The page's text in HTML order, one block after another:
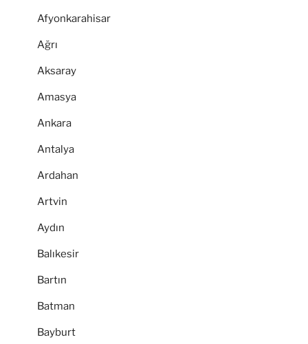
Afyonkarahisar
Ağrı
Aksaray
Amasya
Ankara
Antalya
Ardahan
Artvin
Aydın
Balıkesir
Bartın
Batman
Bayburt